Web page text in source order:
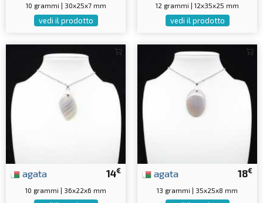
10 grammi | 30x25x7 mm
vedi il prodotto
12 grammi | 12x35x25 mm
vedi il prodotto
14€
agata
10 grammi | 36x22x6 mm
18€
agata
13 grammi | 35x25x8 mm